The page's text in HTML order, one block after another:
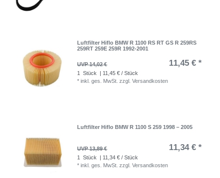
Luftfilter Hiflo BMW R 1100 RS RT GS R 259RS
259RT 259E 259R 1992-2001
UVP 14,02 € 11,45 € *
1 Stück
| 11,45 € / Stück
*inkl. ges. MwSt. zzgl.Versandkosten
Luftfilter Hiflo BMW R 1100 S 259 1998 – 2005
UVP 13,89 € 11,34 € *
1 Stück
| 11,34 € / Stück
*inkl. ges. MwSt. zzgl.Versandkosten